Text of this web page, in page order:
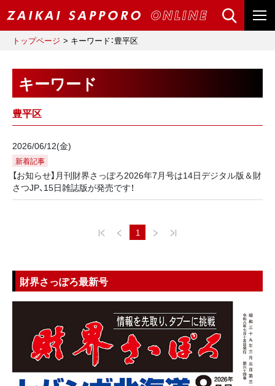
トップページ キーワード：豊平区
キーワード
豊平区
2026/06/12(金)
新着記事
【お知らせ】月刊財界さっぽろ2026年7月号は14日デジタル版＆財
さつJP、15日雑誌版が発売です！
1
財界さっぽろ最新号